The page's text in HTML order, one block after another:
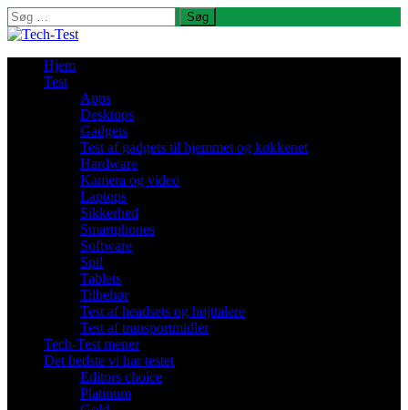
Søg
efter:
Hjem
Test
Apps
Desktops
Gadgets
Test af gadgets til hjemmet og køkkenet
Hardware
Kamera og video
Laptops
Sikkerhed
Smartphones
Software
Spil
Tablets
Tilbehør
Test af headsets og højttalere
Test af transportmidler
Tech-Test mener
Det bedste vi har testet
Editors choice
Platinum